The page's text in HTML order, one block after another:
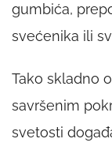
gumbića,
svećenika ili
Tako skladno
savršenim
svetosti